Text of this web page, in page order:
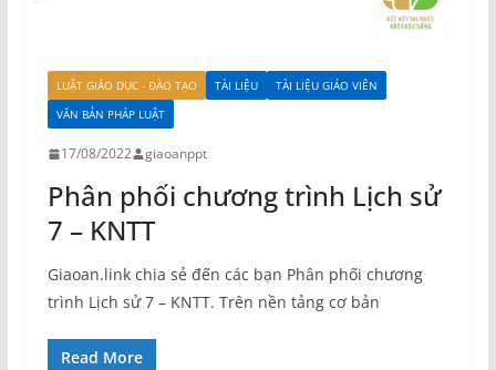
LUẬT GIÁO DỤC - ĐÀO TẠO TÀI LIỆU
TÀI LIỆU GIÁO VIÊN
VĂN BẢN PHÁP LUẬT
17/08/2022 giaoanppt
Phân phối chương trình Lịch sử
7 – KNTT
Giaoan.link chia sẻ đến các bạn Phân phối chương
trình Lịch sử 7 – KNTT. Trên nền tảng cơ bản
Read More